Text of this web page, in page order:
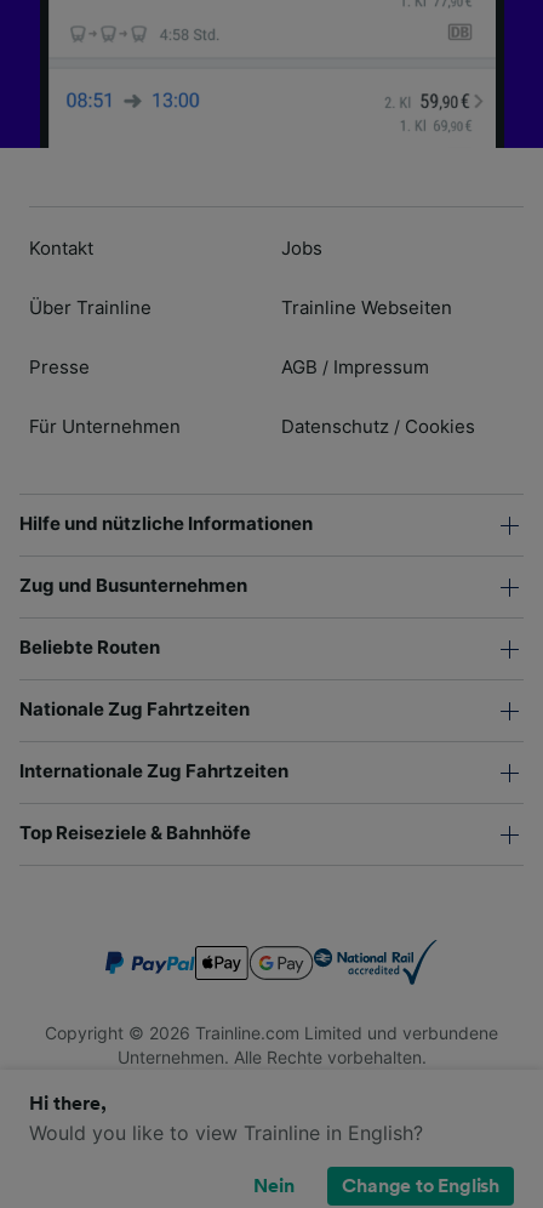
Kontakt
Über Trainline
Presse
Für Unternehmen
Jobs
Trainline Webseiten
AGB / Impressum
Datenschutz / Cookies
Hilfe und nützliche Informationen
Zug und Busunternehmen
Beliebte Routen
Nationale Zug Fahrtzeiten
Internationale Zug Fahrtzeiten
Top Reiseziele & Bahnhöfe
Copyright © 2026 Trainline.com Limited und verbundene
Unternehmen. Alle Rechte vorbehalten.
Firmennummer 3846791. Registrierte Adresse: 1 Stonecutter
St, London EC4A 4AH, United Kingdom. USt-IdNr.: 791 7261
Hi there,
Would you like to view Trainline in English?
Nein Change to English